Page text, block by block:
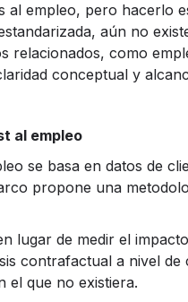
empleo, pero hacerlo
aún no
relacionados, como
conceptual y
al empleo
se basa en datos de
propone una
lugar de medir el
contrafactual a nivel de
el que no existiera.